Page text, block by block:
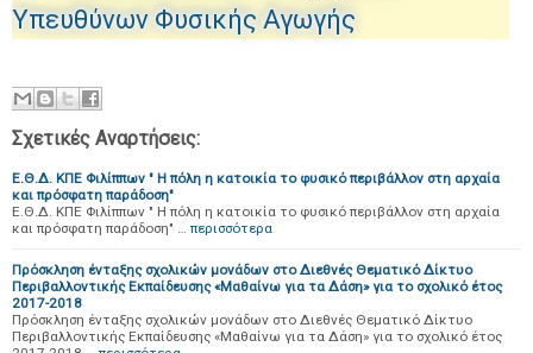
Υπευθύνων Φυσικής Αγωγής
Σχετικές Αναρτήσεις:
Ε.Θ.Δ. ΚΠΕ Φιλίππων " Η πόλη η κατοικία το φυσικό περιβάλλον στη αρχαία
και πρόσφατη παράδοση"
Ε.Θ.Δ. ΚΠΕ Φιλίππων " Η πόλη η κατοικία το φυσικό περιβάλλον στη αρχαία
και πρόσφατη παράδοση" … περισσότερα
Πρόσκληση ένταξης σχολικών μονάδων στο Διεθνές Θεματικό Δίκτυο
Περιβαλλοντικής Εκπαίδευσης «Μαθαίνω για τα Δάση» για το σχολικό έτος
2017-2018
Πρόσκληση ένταξης σχολικών μονάδων στο Διεθνές Θεματικό Δίκτυο
Περιβαλλοντικής Εκπαίδευσης «Μαθαίνω για τα Δάση» για το σχολικό έτος